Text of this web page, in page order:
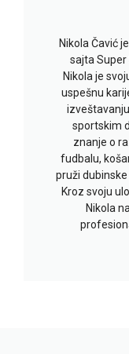
Nikola Čavić
sajta Super
Nikola je
uspešnu
sportskim
znanje o
fudbalu,
pruži
Kroz svoju
Nikola